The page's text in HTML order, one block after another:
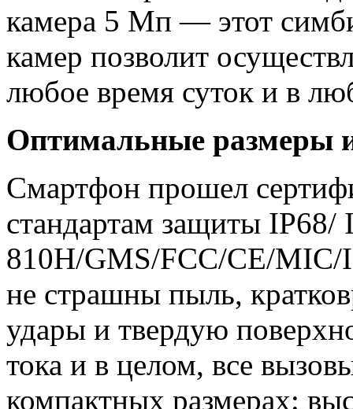
камера 5 Мп — этот
камер позволит
любое время суток и в
Оптимальные размеры
Смартфон прошел
стандартам защиты
810H/GMS/FCC/CE/MIC/
не страшны пыль,
удары и твердую
тока и в целом, все
компактных размерах: